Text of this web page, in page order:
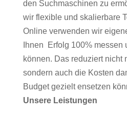
den Suchmaschinen zu
wir flexible und skalierbare
Online verwenden wir
Ihnen Erfolg 100% messen
können. Das reduziert nicht
sondern auch die Kosten
Budget gezielt ensetzen
Unsere Leistungen